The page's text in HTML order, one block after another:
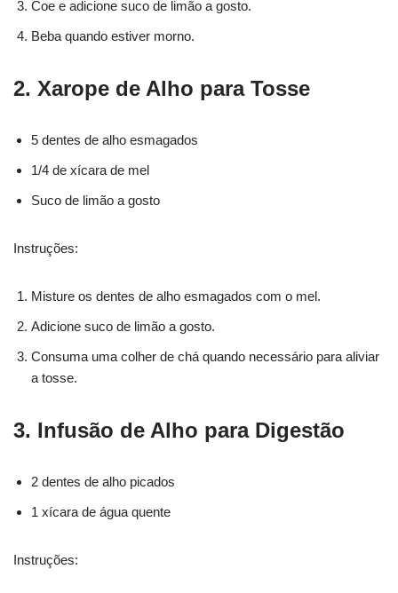
Coe e adicione suco de limão a gosto.
Beba quando estiver morno.
2. Xarope de Alho para Tosse
5 dentes de alho esmagados
1/4 de xícara de mel
Suco de limão a gosto
Instruções:
Misture os dentes de alho esmagados com o mel.
Adicione suco de limão a gosto.
Consuma uma colher de chá quando necessário para aliviar
a tosse.
3. Infusão de Alho para Digestão
2 dentes de alho picados
1 xícara de água quente
Instruções: